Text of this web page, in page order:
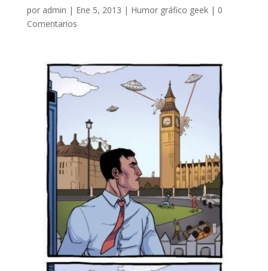
por admin | Ene 5, 2013 | Humor gráfico geek| 0
Comentarios